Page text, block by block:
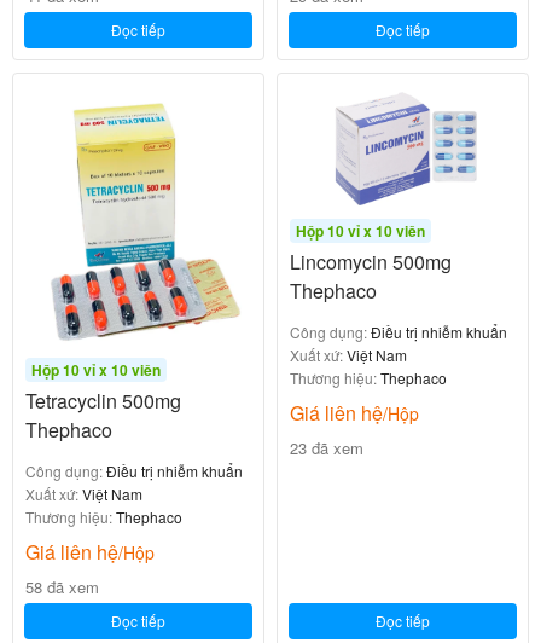
Đọc tiếp Đọc tiếp
Hộp 10 vỉ x 10 viên
Tetracyclin 500mg
Thephaco
Công dụng:Điều trị nhiễm khuẩn
Xuất xứ:Việt Nam
Thương hiệu:Thephaco
Giá liên hệ/Hộp
58 đã xem
Đọc tiếp
Hộp 10 vỉ x 10 viên
Lincomycin 500mg
Thephaco
Công dụng:Điều trị nhiễm khuẩn
Xuất xứ:Việt Nam
Thương hiệu:Thephaco
Giá liên hệ/Hộp
23 đã xem
Đọc tiếp